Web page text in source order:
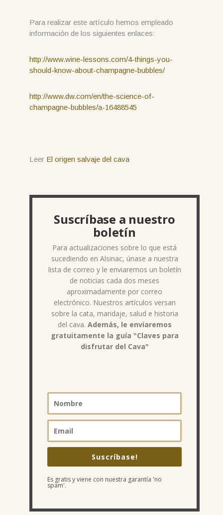
Para realizar este artículo hemos empleado
información de los siguientes enlaces:
http://www.wine-lessons.com/4-things-you-
should-know-about-champagne-bubbles/
http://www.dw.com/en/the-science-of-
champagne-bubbles/a-16488545
Leer El origen salvaje del cava
Suscríbase a nuestro
boletín
Para actualizaciones sobre lo que está
sucediendo en Alsinac, únase a nuestra
lista de correo y le enviaremos un boletín
de noticias cada dos meses
aproximadamente por correo
electrónico. Nuestros artículos versan
sobre la cata, maridaje, salud e historia
del cava. Además, le enviaremos
gratuitamente la guía "Claves para
disfrutar del Cava"
Suscríbase!
Es gratis y viene con nuestra garantía 'no
spam'.